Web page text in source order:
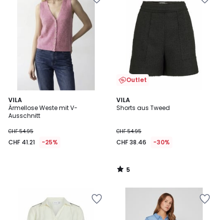
VILA
Ärmellose Weste mit V-
Ausschnitt
CHF 54.95
CHF 41.21 -25%
Outlet
VILA
Shorts aus Tweed
CHF 54.95
CHF 38.46 -30%
5
/
5
/